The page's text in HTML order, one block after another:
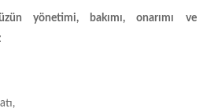
yönetimi, bakımı, onarımı ve